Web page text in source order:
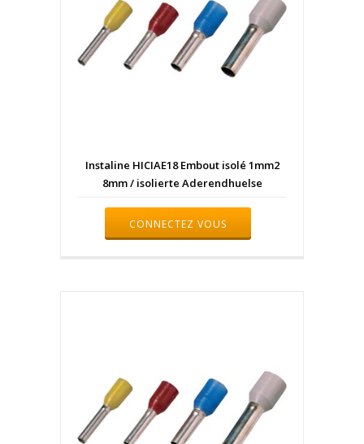
Instaline HICIAE18 Embout isolé 1mm2
8mm / isolierte Aderendhuelse
CONNECTEZ VOUS